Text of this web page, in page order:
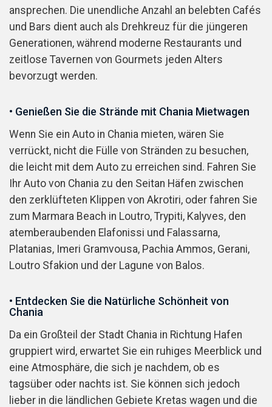
ansprechen. Die unendliche Anzahl an belebten Cafés
und Bars dient auch als Drehkreuz für die jüngeren
Generationen, während moderne Restaurants und
zeitlose Tavernen von Gourmets jeden Alters
bevorzugt werden.
• Genießen Sie die Strände mit Chania Mietwagen
Wenn Sie ein Auto in Chania mieten, wären Sie
verrückt, nicht die Fülle von Stränden zu besuchen,
die leicht mit dem Auto zu erreichen sind. Fahren Sie
Ihr Auto von Chania zu den Seitan Häfen zwischen
den zerklüfteten Klippen von Akrotiri, oder fahren Sie
zum Marmara Beach in Loutro, Trypiti, Kalyves, den
atemberaubenden Elafonissi und Falassarna,
Platanias, Imeri Gramvousa, Pachia Ammos, Gerani,
Loutro Sfakion und der Lagune von Balos.
• Entdecken Sie die Natürliche Schönheit von
Chania
Da ein Großteil der Stadt Chania in Richtung Hafen
gruppiert wird, erwartet Sie ein ruhiges Meerblick und
eine Atmosphäre, die sich je nachdem, ob es
tagsüber oder nachts ist. Sie können sich jedoch
lieber in die ländlichen Gebiete Kretas wagen und die